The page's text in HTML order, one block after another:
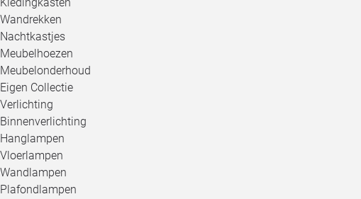
Wandrekken
Nachtkastjes
Meubelhoezen
Meubelonderhoud
Eigen Collectie
Verlichting
Binnenverlichting
Hanglampen
Vloerlampen
Wandlampen
Plafondlampen